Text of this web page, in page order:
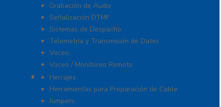
Grabación de Audio
Señalización DTMF
Sistemas de Despacho
Telemetría y Transmisión de Datos
Voceo
Voceo / Monitoreo Remoto
Cables
Herrajes
Herramientas para Preparación de Cable
Jumpers